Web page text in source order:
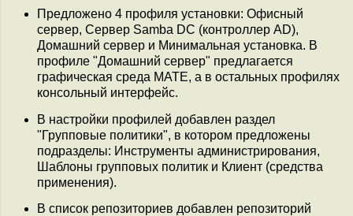
Предложено 4 профиля установки: Офисный
сервер, Сервер Samba DC (контроллер AD),
Домашний сервер и Минимальная установка. В
профиле "Домашний сервер" предлагается
графическая среда MATE, а в остальных профилях
консольный интерфейс.
В настройки профилей добавлен раздел
"Групповые политики", в котором предложены
подразделы: Инструменты администрирования,
Шаблоны групповых политик и Клиент (средства
применения).
В список репозиториев добавлен репозиторий